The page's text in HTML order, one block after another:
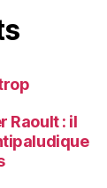
Raoult : il